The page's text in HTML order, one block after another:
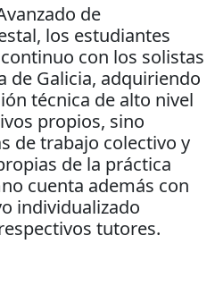
de
los estudiantes
con los solistas
de Galicia, adquiriendo
técnica de alto nivel
propios, sino
de trabajo colectivo y
de la práctica
cuenta además con
individualizado
tutores.